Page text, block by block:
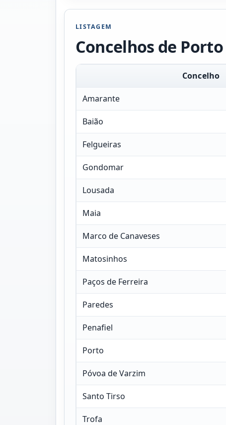
LISTAGEM
Concelhos de Porto
Concelho
Amarante
Baião
Felgueiras
Gondomar
Lousada
Maia
Marco de Canaveses
Matosinhos
Paços de Ferreira
Paredes
Penafiel
Porto
Póvoa de Varzim
Santo Tirso
Trofa